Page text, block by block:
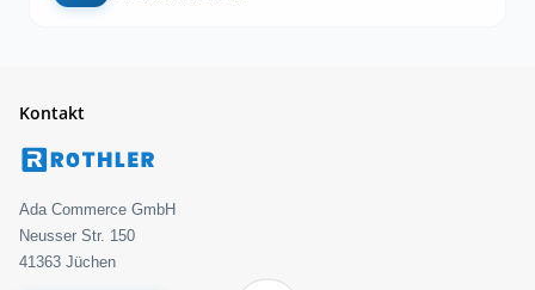
Kontakt
Ada Commerce GmbH
Neusser Str. 150
41363 Jüchen